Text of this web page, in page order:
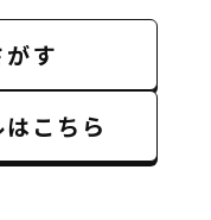
す
こちら